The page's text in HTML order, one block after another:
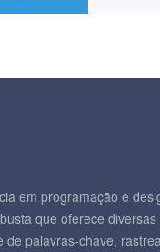
em programação e
que oferece
de palavras-chave,